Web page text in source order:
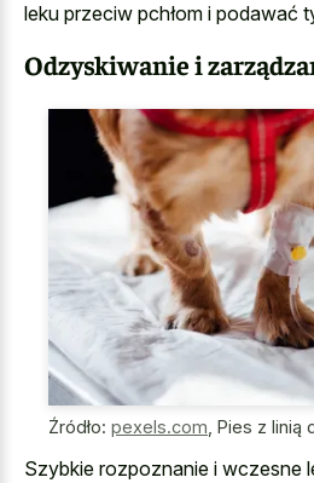
leku przeciw pchłom i podawać
Odzyskiwanie i
Źródło: pexels.com Pies z linią
Szybkie rozpoznanie i wczesne